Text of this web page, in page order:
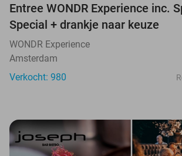
Entree WONDR Experience inc.
Special + drankje naar keuze
WONDR Experience
Amsterdam
Verkocht: 980